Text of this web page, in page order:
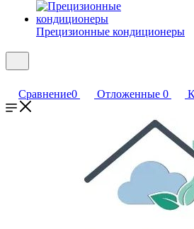
Прецизионные кондиционеры
Сравнение0 Отложенные 0